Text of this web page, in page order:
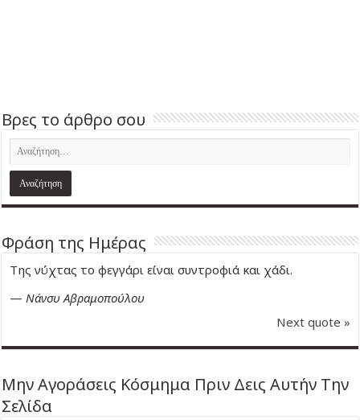
Βρες το άρθρο σου
Φράση της Ημέρας
Της νύχτας το φεγγάρι είναι συντροφιά και χάδι.
—Νάνσυ Αβραμοπούλου
Next quote »
Μην Αγοράσεις Κόσμημα Πριν Δεις Αυτήν Την
Σελίδα